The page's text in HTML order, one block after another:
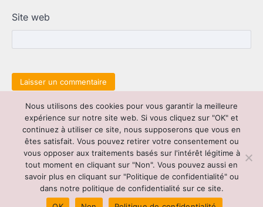
Site web
Copyright © 2026Cyclo 26 : votre expert en
véhicules et services associés| Link
News byAscendoor| Powered byWordPress.
Contact|Mentions légales |Cookies|Plan du
site |Sitemap
Nous utilisons des cookies pour vous garantir la meilleure
expérience sur notre site web. Si vous cliquez sur "OK" et
continuez à utiliser ce site, nous supposerons que vous en
êtes satisfait. Vous pouvez retirer votre consentement ou
vous opposer aux traitements basés sur l'intérêt légitime à
tout moment en cliquant sur "Non". Vous pouvez aussi en
savoir plus en cliquant sur "Politique de confidentialité" ou
dans notre politique de confidentialité sur ce site.